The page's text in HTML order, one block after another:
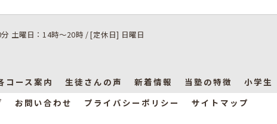
土曜日：14時～20時 / [定休日] 日曜日
コース案内 生徒さんの声 新着情報 当塾の特徴 小学生
お問い合わせ プライバシーポリシー サイトマップ